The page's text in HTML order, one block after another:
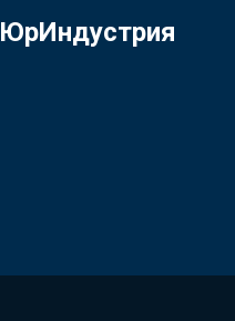
ЮрИндустрия